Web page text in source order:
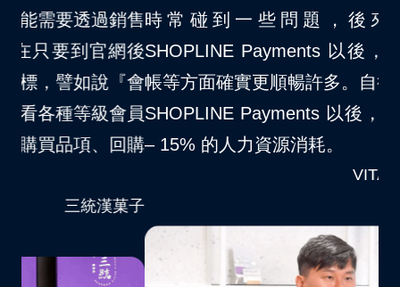
時常碰到一些問題，後來因為開通了
SHOPLINE Payments 以後，對於消費者結
帳等方面確實更順暢許多。自從我們品牌導入
SHOPLINE Payments 以後，大約節省了 10
– 15% 的人力資源消耗。
VITABOX® 維他盒子